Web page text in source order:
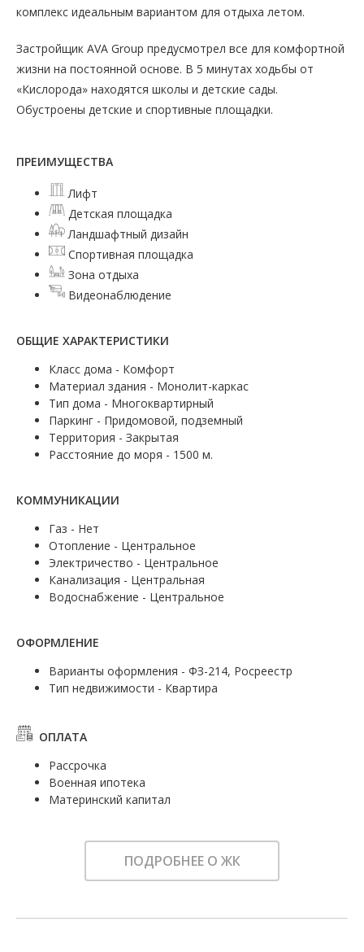
комплекс идеальным вариантом для отдыха летом.
Застройщик AVA Group предусмотрел все для комфортной
жизни на постоянной основе. В 5 минутах ходьбы от
«Кислорода» находятся школы и детские сады.
Обустроены детские и спортивные площадки.
ПРЕИМУЩЕСТВА
Лифт
Детская площадка
Ландшафтный дизайн
Спортивная площадка
Зона отдыха
Видеонаблюдение
ОБЩИЕ ХАРАКТЕРИСТИКИ
Класс дома - Комфорт
Материал здания - Монолит-каркас
Тип дома - Многоквартирный
Паркинг - Придомовой, подземный
Территория - Закрытая
Расстояние до моря - 1500 м.
КОММУНИКАЦИИ
Газ - Нет
Отопление - Центральное
Электричество - Центральное
Канализация - Центральная
Водоснабжение - Центральное
ОФОРМЛЕНИЕ
Варианты оформления - ФЗ-214, Росреестр
Тип недвижимости - Квартира
ОПЛАТА
Рассрочка
Военная ипотека
Материнский капитал
ПОДРОБНЕЕ О ЖК